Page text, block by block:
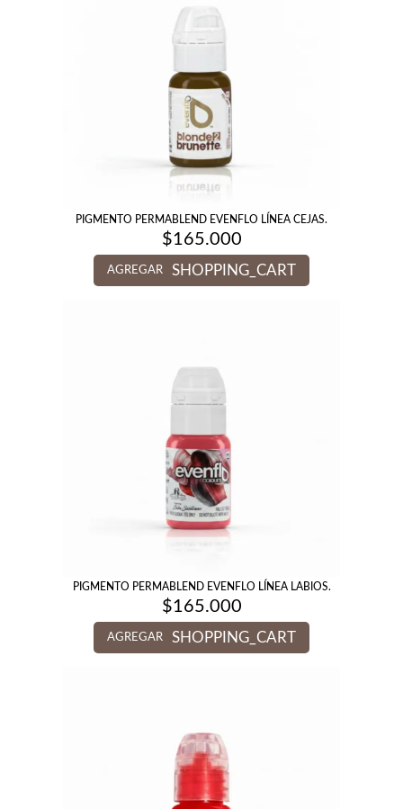
PIGMENTO PERMABLEND EVENFLO LÍNEA CEJAS.
$165.000
AGREGAR SHOPPING_CART
PIGMENTO PERMABLEND EVENFLO LÍNEA LABIOS.
$165.000
AGREGAR SHOPPING_CART